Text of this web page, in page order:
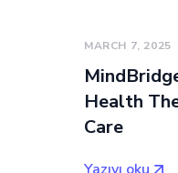
MARCH 7, 2025
Health
Care